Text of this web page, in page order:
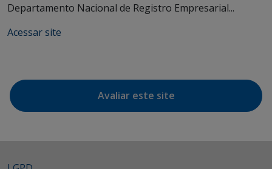
Departamento Nacional de Registro Empresarial...
Acessar site
Avaliar este site